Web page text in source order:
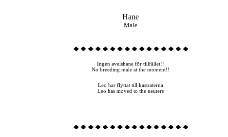
Hane
Male
Ingen avelshane för tillfället!!
No breeding male at the moment!!
Leo har flyttat till kastraterna
Leo has moved to the neuters